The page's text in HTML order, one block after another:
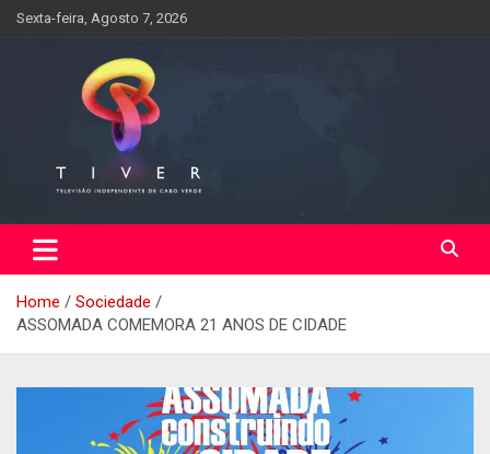
SkipSexta-feira, Agosto 7, 2026
Home
Sociedade
ASSOMADA COMEMORA 21 ANOS DE CIDADE